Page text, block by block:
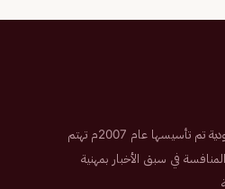
صحيفة إلكترونية سعودية تم تأسيسها عام 2007م تهتم
في سبق الأخبار بمهنية